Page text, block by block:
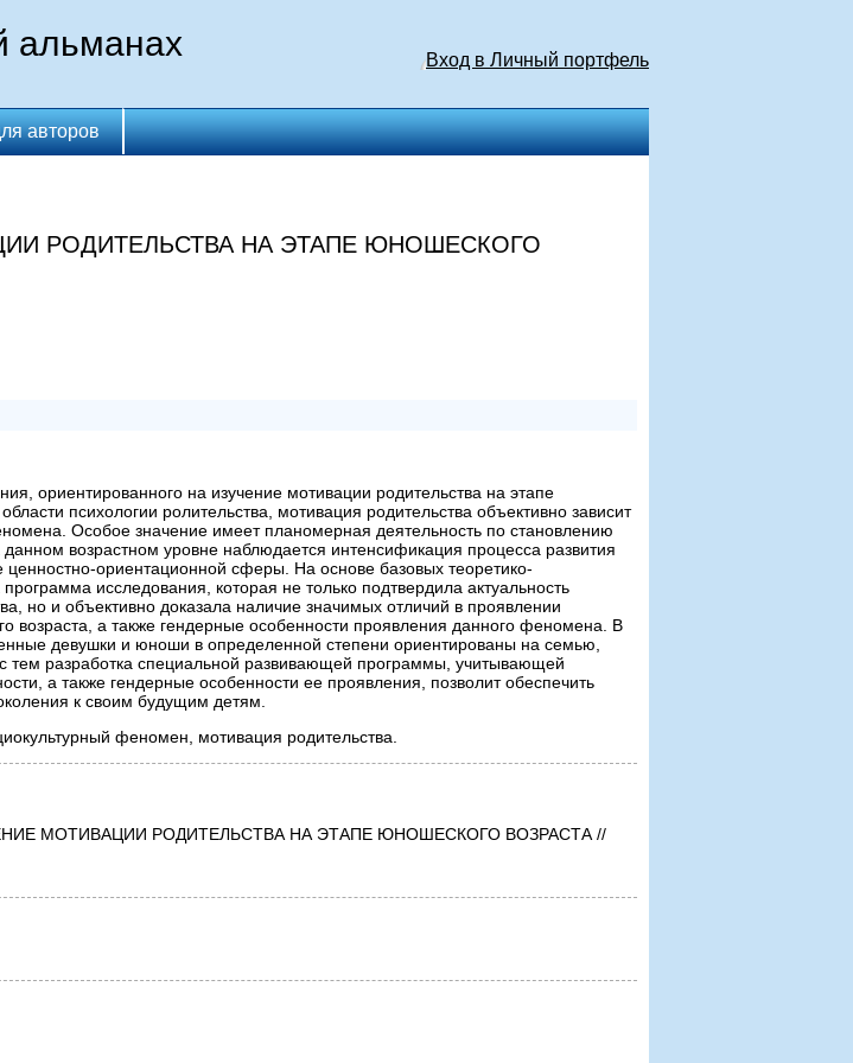
альманах Вход в Личный портфель
авторов
РОДИТЕЛЬСТВА НА ЭТАПЕ ЮНОШЕСКОГО
ориентированного на изучение мотивации родительства на этапе
психологии ролительства, мотивация родительства объективно зависит
Особое значение имеет планомерная деятельность по становлению
возрастном уровне наблюдается интенсификация процесса развития
ценностно-ориентационной сферы. На основе базовых теоретико-
исследования, которая не только подтвердила актуальность
но и объективно доказала наличие значимых отличий в проявлении
возраста, а также гендерные особенности проявления данного феномена. В
девушки и юноши в определенной степени ориентированы на семью,
тем разработка специальной развивающей программы, учитывающей
а также гендерные особенности ее проявления, позволит обеспечить
к своим будущим детям.
феномен, мотивация родительства.
МОТИВАЦИИ РОДИТЕЛЬСТВА НА ЭТАПЕ ЮНОШЕСКОГО ВОЗРАСТА //